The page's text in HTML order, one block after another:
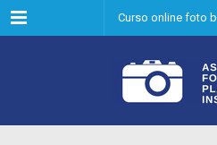
Menu Curso online foto